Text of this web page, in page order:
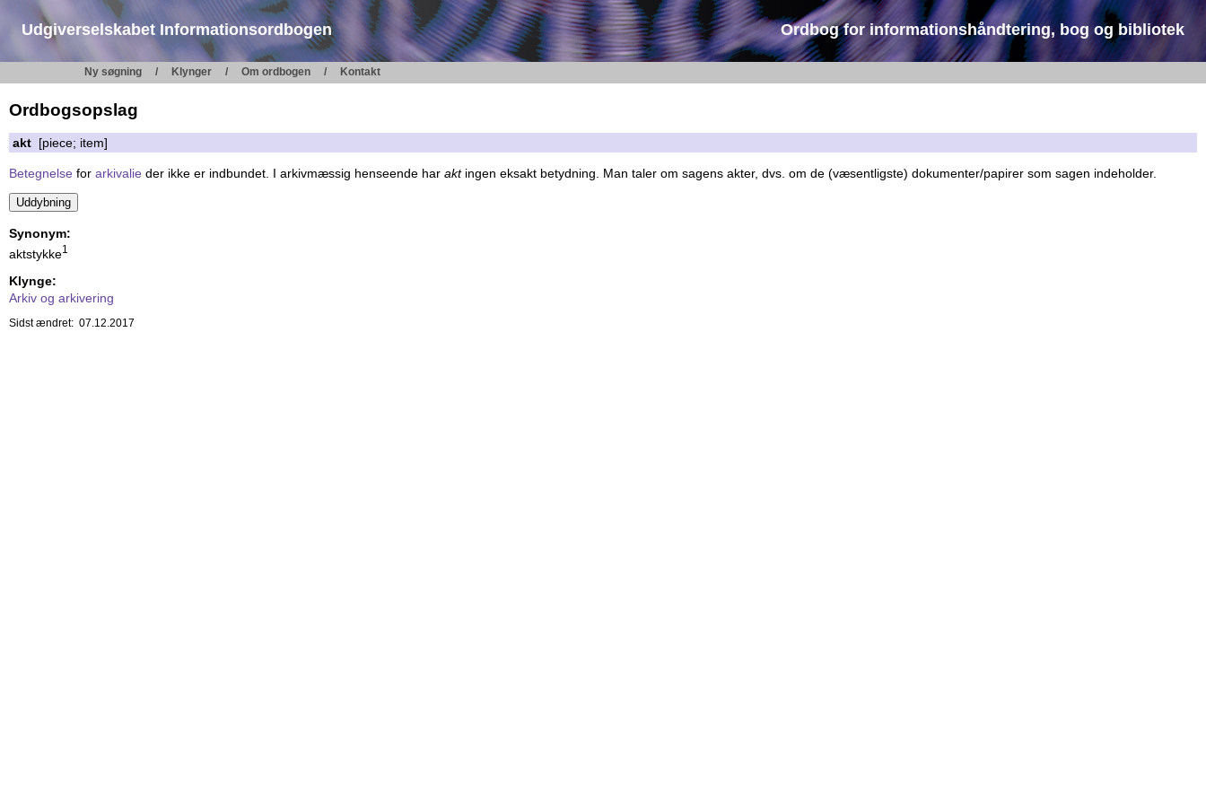
Udgiverselskabet Informationsordbogen Ordbog for informationshåndtering, bog og bibliotek
Ny søgning Klynger Om ordbogen Kontakt
Ordbogsopslag
akt [piece; item]
Betegnelse for arkivalie der ikke er indbundet. I arkivmæssig henseende har aktingen eksakt betydning. Man taler om sagens akter, dvs. om de (væsentligste) dokumenter/papirer som sagen indeholder.
Synonym:
aktstykke1
Klynge:
Arkiv og arkivering
Sidst ændret: 07.12.2017